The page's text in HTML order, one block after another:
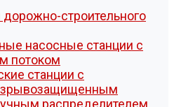
строительного
насосные станции с
потоком
станции с
распределителем